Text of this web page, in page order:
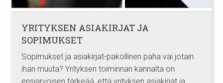
YRITYKSEN ASIAKIRJAT JA
SOPIMUKSET
Sopimukset ja asiakirjat-pakollinen paha vai jotain
ihan muuta? Yrityksen toiminnan kannalta on